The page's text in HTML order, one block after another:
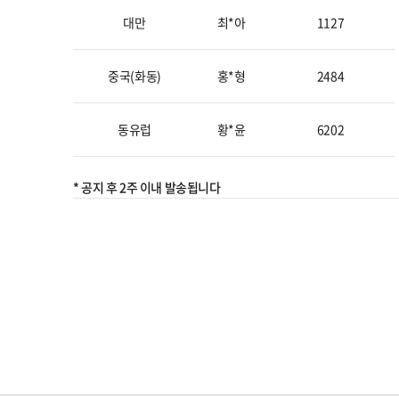
대만 최*아 1127
중국(화동) 홍*형 2484
동유럽 황*윤 6202
* 공지 후 2주 이내 발송됩니다